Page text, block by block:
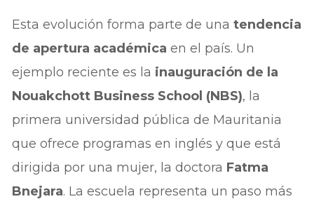
Esta evolución forma parte de unatendencia
de apertura académica en el país. Un
ejemplo reciente es la inauguración de la
Nouakchott Business School (NBS), la
primera universidad pública de Mauritania
que ofrece programas en inglés y que está
dirigida por una mujer, la doctora Fatma
Bnejara. La escuela representa un paso más